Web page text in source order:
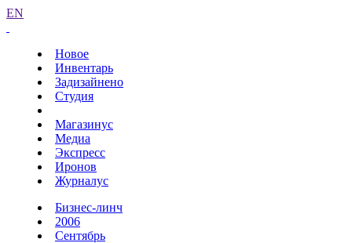
EN
Новое
Инвентарь
Задизайнено
Студия
Магазинус
Медиа
Экспресс
Иронов
Журналус
Бизнес-линч
2006
Сентябрь